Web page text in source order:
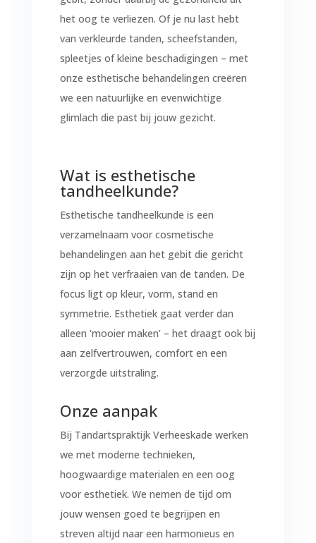
het oog te verliezen. Of je nu last hebt
van verkleurde tanden, scheefstanden,
spleetjes of kleine beschadigingen – met
onze esthetische behandelingen creëren
we een natuurlijke en evenwichtige
glimlach die past bij jouw gezicht.
Wat is esthetische
tandheelkunde?
Esthetische tandheelkunde is een
verzamelnaam voor cosmetische
behandelingen aan het gebit die gericht
zijn op het verfraaien van de tanden. De
focus ligt op kleur, vorm, stand en
symmetrie. Esthetiek gaat verder dan
alleen ‘mooier maken’ – het draagt ook bij
aan zelfvertrouwen, comfort en een
verzorgde uitstraling.
Onze aanpak
Bij Tandartspraktijk Verheeskade werken
we met moderne technieken,
hoogwaardige materialen en een oog
voor esthetiek. We nemen de tijd om
jouw wensen goed te begrijpen en
streven altijd naar een harmonieus en